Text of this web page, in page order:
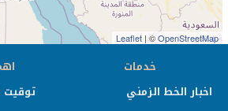
Leaflet | ©OpenStreetMap
خدمات
اخبار الخط الزمني